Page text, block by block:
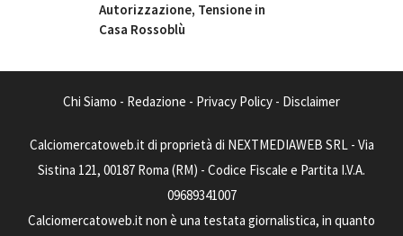
Autorizzazione, Tensione in
Casa Rossoblù
Chi Siamo - Redazione - Privacy Policy - Disclaimer
Calciomercatoweb.it di proprietà di NEXTMEDIAWEB SRL - Via
Sistina 121, 00187 Roma (RM) - Codice Fiscale e Partita I.V.A.
09689341007
Calciomercatoweb.it non è una testata giornalistica, in quanto